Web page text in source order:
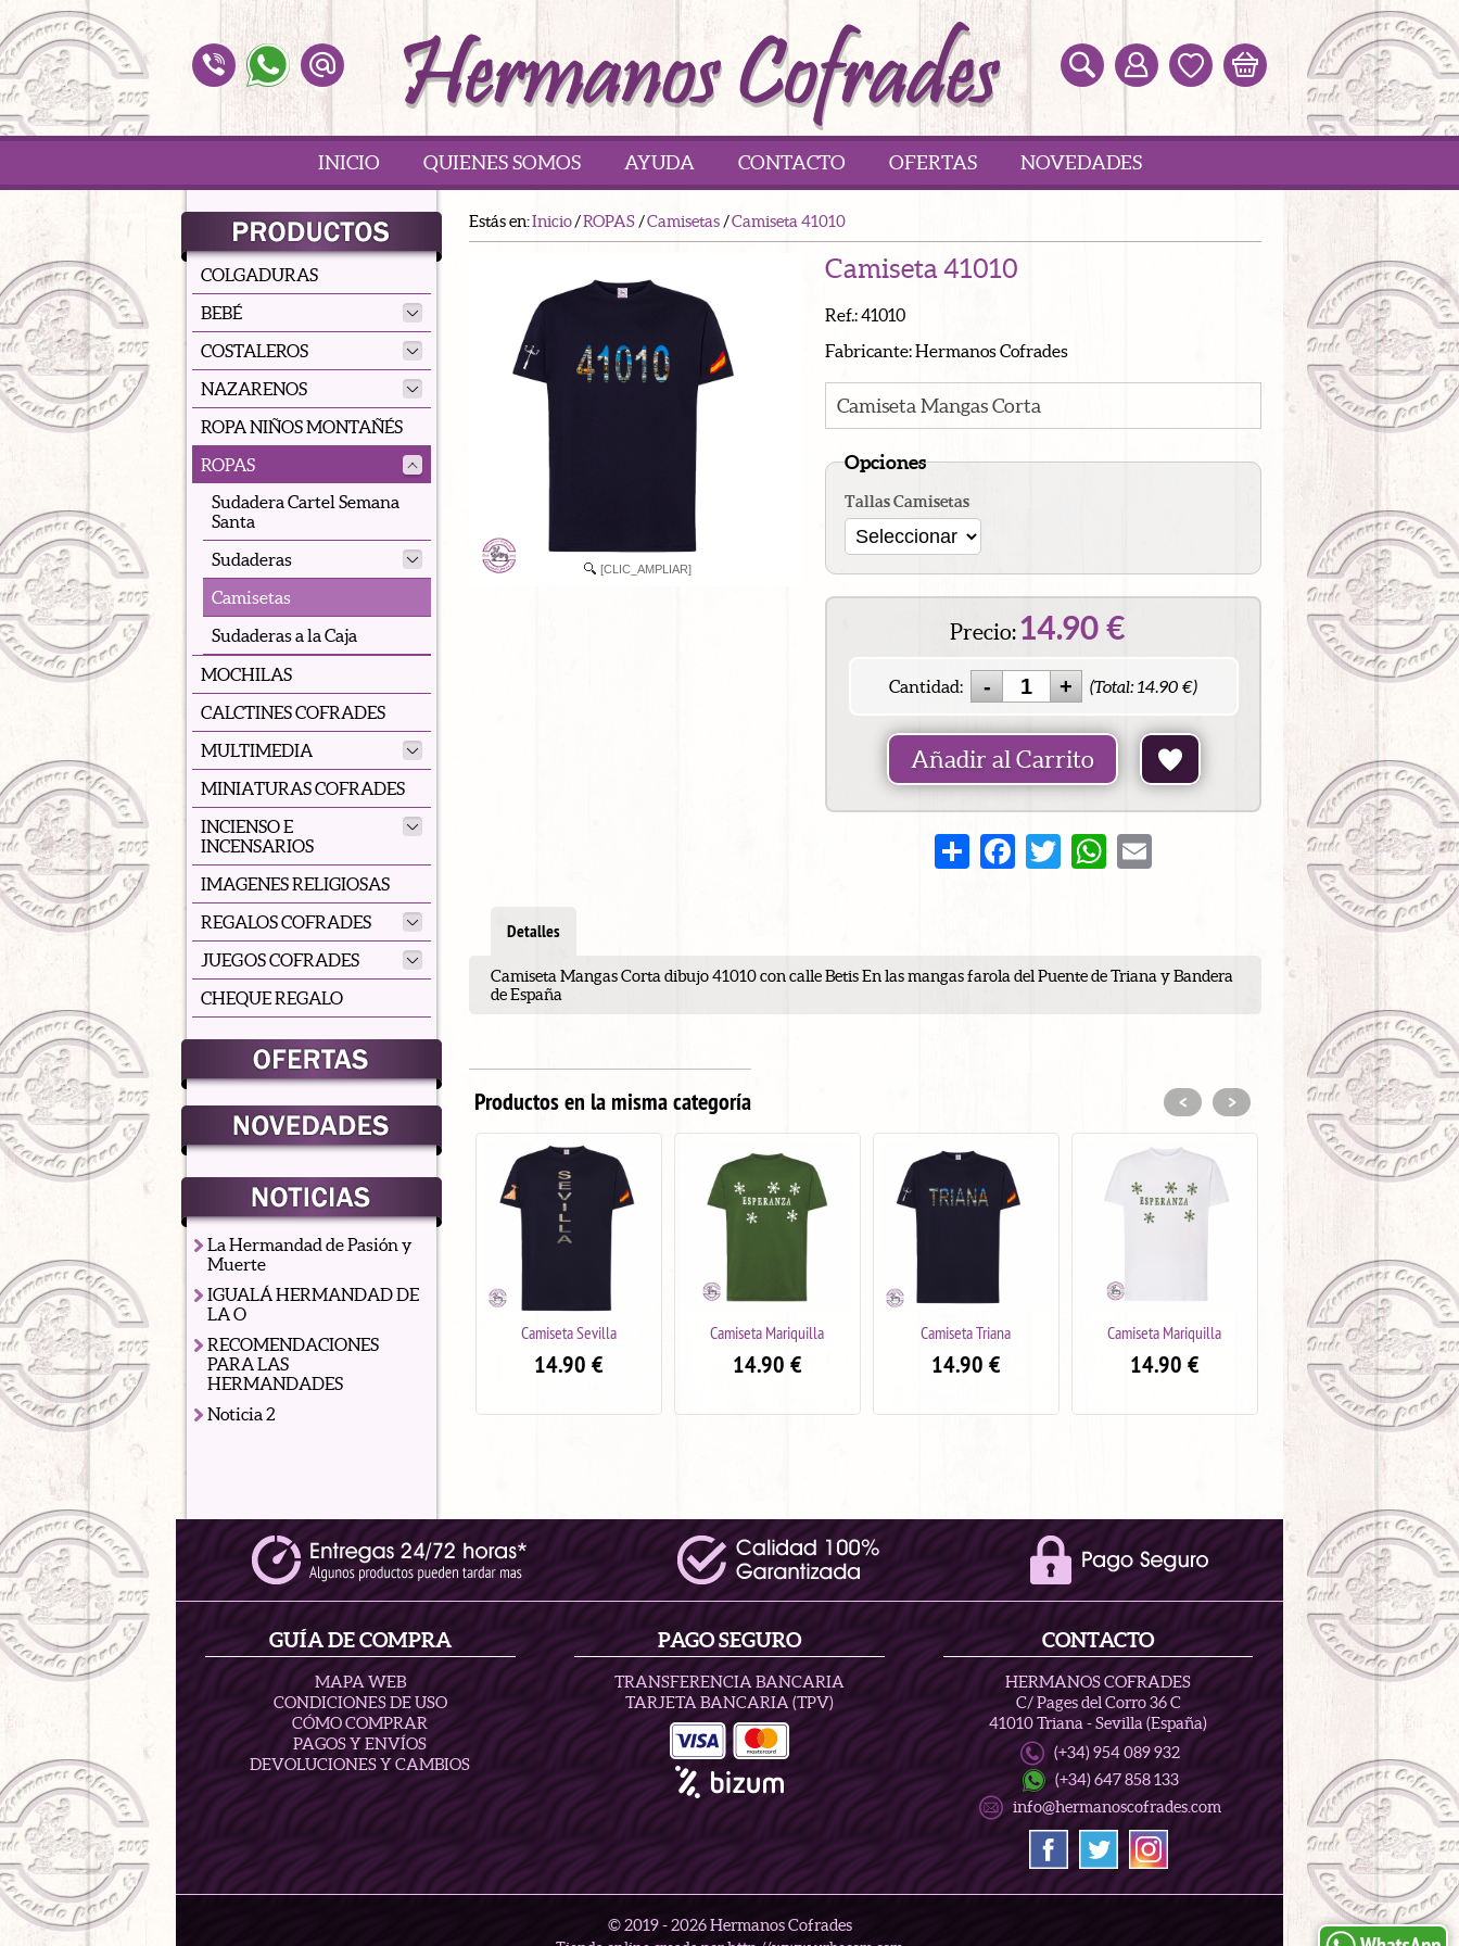
INICIO QUIENES SOMOS AYUDA CONTACTO OFERTAS NOVEDADES
COLGADURAS
BEBÉ
COSTALEROS
NAZARENOS
ROPA NIÑOS MONTAÑÉS
ROPAS
Sudadera Cartel Semana
Santa
Sudaderas
Camisetas
Sudaderas a la Caja
MOCHILAS
CALCTINES COFRADES
MULTIMEDIA
MINIATURAS COFRADES
INCIENSO E
INCENSARIOS
IMAGENES RELIGIOSAS
REGALOS COFRADES
JUEGOS COFRADES
CHEQUE REGALO
La Hermandad de Pasión y
Muerte
IGUALÁ HERMANDAD DE
LA O
RECOMENDACIONES
PARA LAS
HERMANDADES
Noticia 2
Estás en:Inicio/ROPAS /Camisetas /Camiseta 41010
[CLIC_AMPLIAR]
Camiseta 41010
Ref.: 41010
Fabricante: Hermanos Cofrades
Camiseta Mangas Corta
Opciones
Tallas Camisetas
Precio:14.90 €
Cantidad: (Total:14.90 €)
Añadir al Carrito
Share FacebookTwitter WhatsApp
Detalles
Camiseta Mangas Corta dibujo 41010 con calle Betis En las mangas farola del Puente de Triana y Bandera
de España
Productos en la misma categoría
Camiseta Sevilla Camiseta Mariquilla
14.90 €
Camiseta Triana
14.90 €
Camiseta Mariquilla
14.90 €
Camiseta Puente de Triana
14.90 €
Camiseta Tal Palo Nazareno
24.90€
< >
GUÍA DE COMPRA
MAPA WEB
CONDICIONES DE USO
CÓMO COMPRAR
PAGOS Y ENVÍOS
DEVOLUCIONES Y CAMBIOS
PAGO SEGURO
TRANSFERENCIA BANCARIA
TARJETA BANCARIA (TPV)
CONTACTO
HERMANOS COFRADES
C/ Pages del Corro 36 C
41010 Triana - Sevilla (España)
(+34) 954 089 932
(+34) 647 858 133
info@hermanoscofrades.com
© 2019 -2026 Hermanos Cofrades